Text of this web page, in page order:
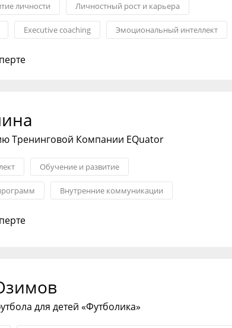
личности Личностный рост и карьера
Еxecutive coaching Эмоциональный интеллект
Тренинговой Компании EQuator
Обучение и развитие
Внутренние коммуникации
для детей «Футболика»